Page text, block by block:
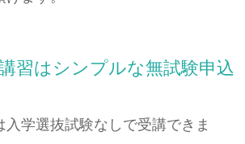
習はシンプルな無試験申込
入学選抜試験なしで受講できま